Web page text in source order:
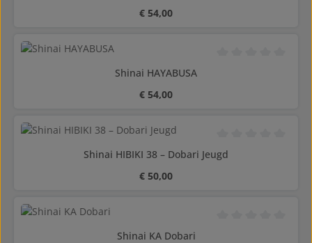
Normale prijs:
€ 54,00
Shinai HAYABUSA
Normale prijs:
€ 54,00
Gemiddelde
Shinai HIBIKI 38 – Dobari Jeugd
Normale prijs:
€ 50,00
Shinai KA Dobari